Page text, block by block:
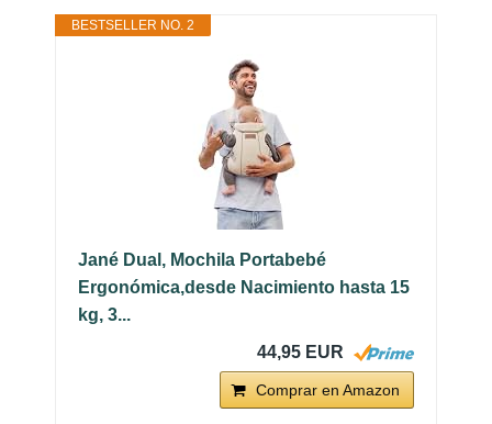
BESTSELLER NO. 2
Jané Dual, Mochila Portabebé
Ergonómica,desde Nacimiento hasta 15
kg, 3...
44,95 EUR
Comprar en Amazon